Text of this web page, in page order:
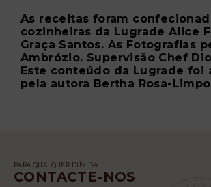
As receitas foram
cozinheiras da Lugrade Alice
Graça Santos. As Fotografias
Ambrózio. Supervisão Chef
Este conteúdo da Lugrade foi
pela autora Bertha Rosa-
PARA QUALQUER DÚVIDA
CONTACTE-NOS